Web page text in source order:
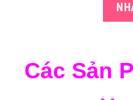
Các Sản